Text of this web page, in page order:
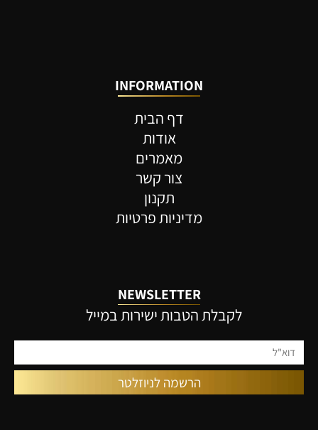
INFORMATION
דף הבית
אודות
מאמרים
צור קשר
תקנון
מדיניות פרטיות
NEWSLETTER
לקבלת הטבות ישירות במייל